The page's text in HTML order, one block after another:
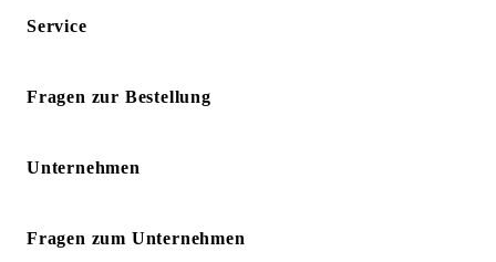
Service
Fragen zur Bestellung
Unternehmen
Fragen zum Unternehmen